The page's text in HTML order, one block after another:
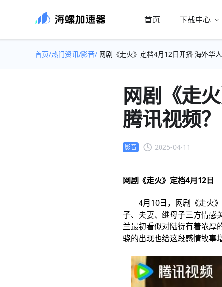
首页 下载中心
首页/热门资讯/影音/ 网剧《走火》定档4月12日开播 海外华
网剧《走
腾讯视频？
影音 2025-04-11
网剧《走火》定档4月12日
4月10日，网剧《走火》
子、夫妻、继母子三方情感
兰最初看似对陆衍有着浓厚
骁的出现也给这段感情故事